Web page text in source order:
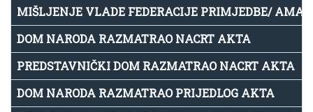
MIŠLJENJE VLADE FEDERACIJE PRIMJEDBE/
DOM NARODA RAZMATRAO NACRT AKTA
PREDSTAVNIČKI DOM RAZMATRAO NACRT AKTA
DOM NARODA RAZMATRAO PRIJEDLOG AKTA